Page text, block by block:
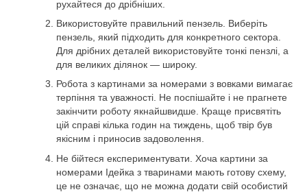
рухайтеся до дрібніших.
Використовуйте правильний пензель. Виберіть
пензель, який підходить для конкретного сектора.
Для дрібних деталей використовуйте тонкі пензлі, а
для великих ділянок — широку.
Робота з картинами за номерами з вовками вимагає
терпіння та уважності. Не поспішайте і не прагнете
закінчити роботу якнайшвидше. Краще присвятіть
цій справі кілька годин на тиждень, щоб твір був
якісним і приносив задоволення.
Не бійтеся експериментувати. Хоча картини за
номерами Ідейка з тваринами мають готову схему,
це не означає, що не можна додати свій особистий